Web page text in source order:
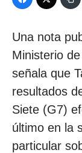
Una nota
Ministerio
señala que
resultados
Siete (G7)
último en la
particular